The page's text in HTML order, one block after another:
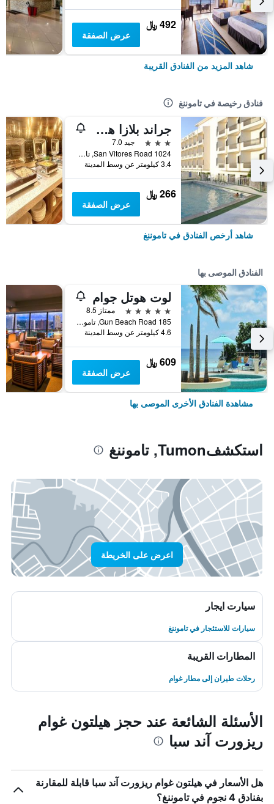
492 ﷼
عرض الصفقة
شاهد المزيد من الفنادق القريبة
فنادق رخيصة في تاموننغ
جراند بلازا هوتل
3 نجوم
جيد 7.0
1024 San Vitores Road, تاموننغ, غوام
3.4 كيلومتر عن وسط المدينة
266 ﷼
عرض الصفقة
شاهد أرخص الفنادق في تاموننغ
الفنادق الموصى بها
لوت هوتل جوام
5 نجوم
ممتاز 8.5
185 Gun Beach Road, تاموننغ, غوام
4.6 كيلومتر عن وسط المدينة
609 ﷼
عرض الصفقة
مشاهدة الفنادق الأخرى الموصى بها
استكشفTumon, تاموننغ
اعرض على الخريطة
سيارت ايجار
سيارات للاستئجار في تاموننغ
المطارات القريبة
رحلات طيران إلى مطار غوام
الأسئلة الشائعة عند حجز هيلتون غوام
ريزورت آند سبا
هل الأسعار في هيلتون غوام ريزورت آند سبا قابلة للمقارنة
بفنادق 4 نجوم في تاموننغ؟